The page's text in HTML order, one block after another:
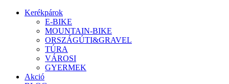
Kerékpárok
E-BIKE
MOUNTAIN-BIKE
ORSZÁGÚTI&GRAVEL
TÚRA
VÁROSI
GYERMEK
Akció